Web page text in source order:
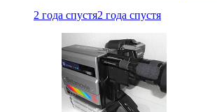
2 года спустя2 года спустя